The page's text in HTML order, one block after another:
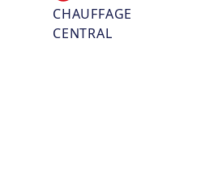
CHAUFFAGE
CENTRAL